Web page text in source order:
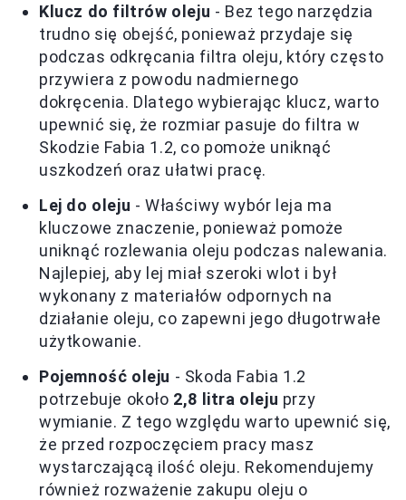
Klucz do filtrów oleju - Bez tego narzędzia
trudno się obejść, ponieważ przydaje się
podczas odkręcania filtra oleju, który często
przywiera z powodu nadmiernego
dokręcenia. Dlatego wybierając klucz, warto
upewnić się, że rozmiar pasuje do filtra w
Skodzie Fabia 1.2, co pomoże uniknąć
uszkodzeń oraz ułatwi pracę.
Lej do oleju - Właściwy wybór leja ma
kluczowe znaczenie, ponieważ pomoże
uniknąć rozlewania oleju podczas nalewania.
Najlepiej, aby lej miał szeroki wlot i był
wykonany z materiałów odpornych na
działanie oleju, co zapewni jego długotrwałe
użytkowanie.
Pojemność oleju - Skoda Fabia 1.2
potrzebuje około 2,8 litra oleju przy
wymianie. Z tego względu warto upewnić się,
że przed rozpoczęciem pracy masz
wystarczającą ilość oleju. Rekomendujemy
również rozważenie zakupu oleju o